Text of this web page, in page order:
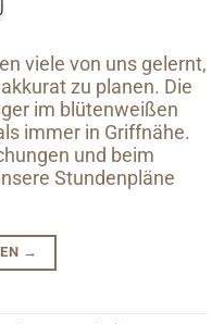
viele von uns gelernt,
zu planen. Die
im blütenweißen
immer in Griffnähe.
und beim
Stundenpläne
→